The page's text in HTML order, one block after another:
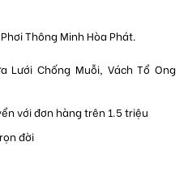
Thông Minh Hòa Phát.
Lưới Chống Muỗi, Vách Tổ Ong
với đơn hàng trên 1.5 triệu
đời